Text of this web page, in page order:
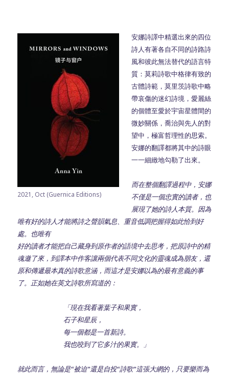
2021, Oct (Guernica Editions)
安娜詩譯中精選出來的四位
詩人有著各自不同的詩路詩
風和彼此無法替代的語言特
質：莫莉詩歌中格律有致的
古體詩範，莫里茨詩歌中略
帶哀傷的迷幻詩境，愛麗絲
的個體至愛於宇宙星體間的
微妙關係，喬治與先人的對
望中，極富哲理性的思索。
安娜的翻譯都將其中的詩眼
一一細緻地勾勒了出來。
而在整個翻譯過程中，安娜
不僅是一個忠實的讀者，也
展現了她的詩人本質。因為
唯有好的詩人才能將詩之聲韻氣息、重音低調把握得如此恰到好
處。也唯有
好的讀者才能把自己藏身到原作者的語境中去思考，把原詩中的精
魂邀了來，到譯本中作客讓兩個代表不同文化的靈魂成為朋友，還
原和傳遞最本真的詩歌意涵，而這才是安娜以為的最有意義的事
了。正如她在英文詩歌所寫道的：
「現在我看著葉子和果實，
石子和星辰，
每一個都是一首新詩。
我也咬到了它多汁的果實。」
就此而言，無論是“被迫”還是自投“詩歌”這張大網的，只要樂而為